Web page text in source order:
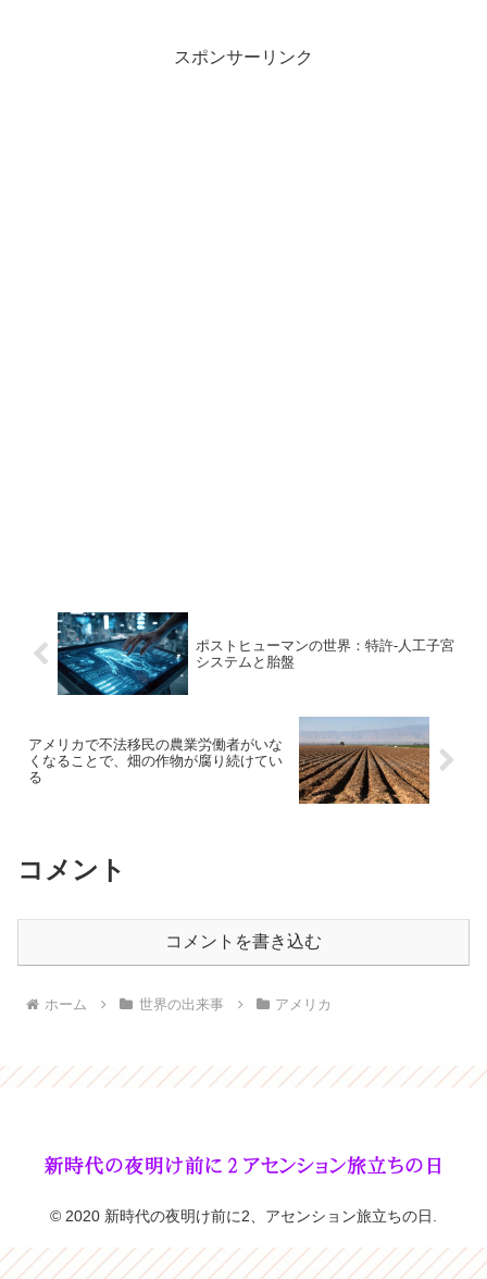
スポンサーリンク
ポストヒューマンの世界：特許-人工子宮
システムと胎盤
アメリカで不法移民の農業労働者がいな
くなることで、畑の作物が腐り続けてい
る
コメント
コメントを書き込む
ホーム 世界の出来事 アメリカ
© 2020 新時代の夜明け前に2、アセンション旅立ちの日.